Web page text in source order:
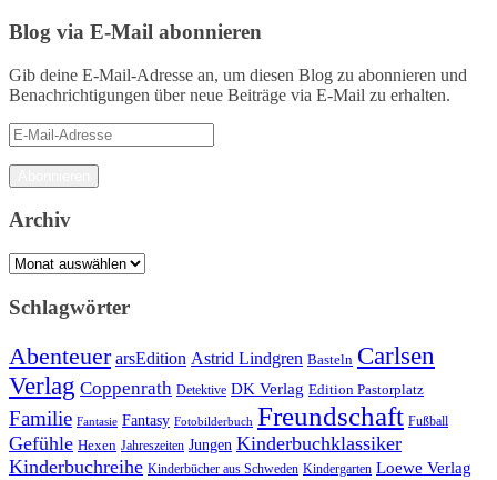
Blog via E-Mail abonnieren
Gib deine E-Mail-Adresse an, um diesen Blog zu abonnieren und
Benachrichtigungen über neue Beiträge via E-Mail zu erhalten.
E-
Mail-
Adresse
Archiv
Archiv
Schlagwörter
Abenteuer arsEdition Astrid Lindgren Basteln Carlsen
Verlag Coppenrath Detektive DK Verlag Edition Pastorplatz
Familie Fantasie Fantasy Fotobilderbuch Freundschaft Fußball
Gefühle Hexen Jahreszeiten Jungen Kinderbuchklassiker
Kinderbuchreihe Kinderbücher aus Schweden Kindergarten Loewe Verlag